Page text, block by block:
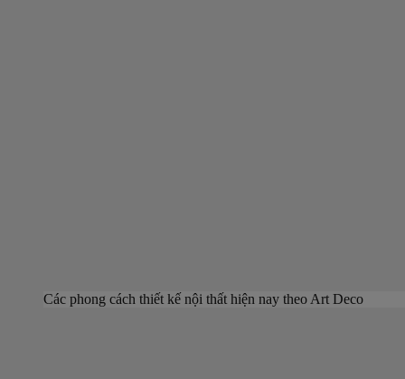
Các phong cách thiết kế nội thất hiện nay theo Art Deco